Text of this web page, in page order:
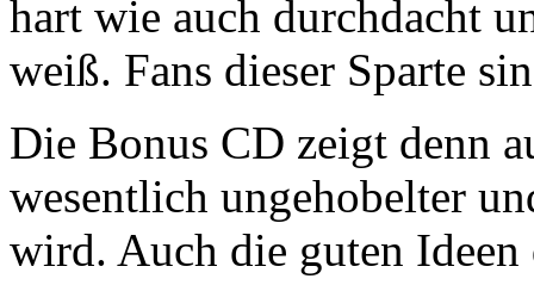
hart wie auch durchdacht
weiß. Fans dieser Sparte
Die Bonus CD zeigt denn
wesentlich ungehobelter
wird. Auch die guten Ideen